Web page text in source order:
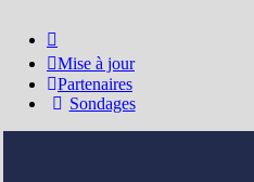
Mise à jour
Partenaires
Sondages